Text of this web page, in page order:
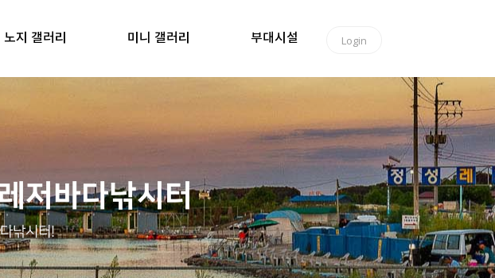
노지 갤러리 미니 갤러리 부대시설 Login
저바다낚시터
낚시터!